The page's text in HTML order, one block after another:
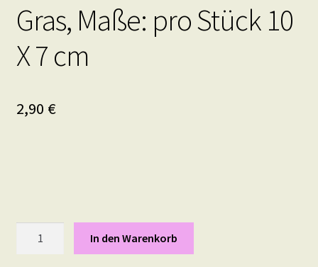
Gras, Maße: pro Stück 10
X 7 cm
2,90 €
In den Warenkorb